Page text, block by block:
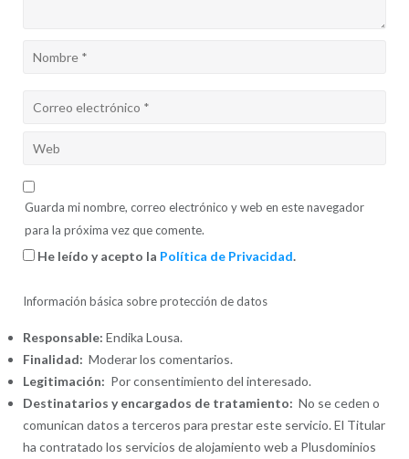
Guarda mi nombre, correo electrónico y web en este navegador
para la próxima vez que comente.
He leído y acepto la Política de Privacidad.
Información básica sobre protección de datos
Responsable: Endika Lousa.
Finalidad: Moderar los comentarios.
Legitimación: Por consentimiento del interesado.
Destinatarios y encargados de tratamiento: No se ceden o
comunican datos a terceros para prestar este servicio. El Titular
ha contratado los servicios de alojamiento web a Plusdominios